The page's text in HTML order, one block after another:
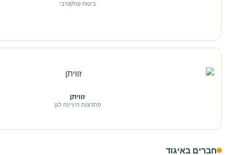
ביטוח קולקטיבי
זוויתן
פתרונות היגיינה לגן
חברים באיגוד